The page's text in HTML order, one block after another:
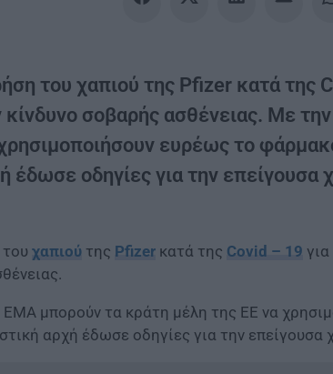
του χαπιού της Pfizer κατά της
κίνδυνο σοβαρής ασθένειας. Με
ευρέως το
έδωσε οδηγίες για την
χαπιού της Pfizer κατά της Covid – 19
ΕΜΑ μπορούν τα κράτη μέλη της ΕΕ να
αρχή έδωσε οδηγίες για την